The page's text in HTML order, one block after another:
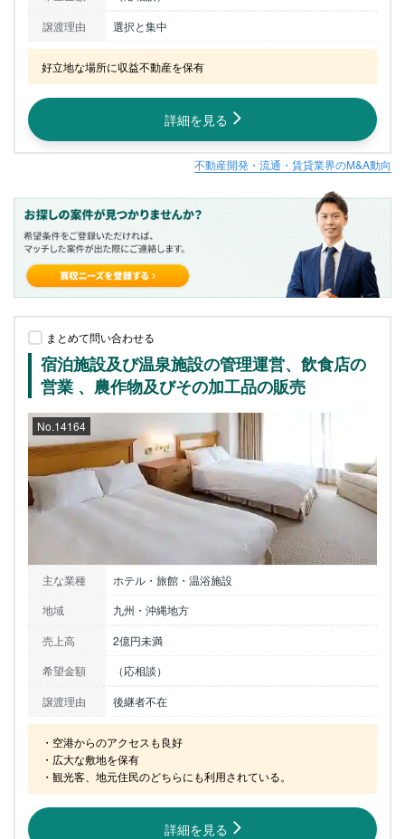
譲渡理由
選択と集中
好立地な場所に収益不動産を保有
詳細を見る
不動産開発・流通・賃貸業界のM&A動向
まとめて問い合わせる
宿泊施設及び温泉施設の管理運営、飲食店の
営業 、農作物及びその加工品の販売
No.14164
主な業種
ホテル・旅館・温浴施設
地域
九州・沖縄地方
売上高
2億円未満
希望金額
（応相談）
譲渡理由
後継者不在
・空港からのアクセスも良好
・広大な敷地を保有
・観光客、地元住民のどちらにも利用されている。
詳細を見る